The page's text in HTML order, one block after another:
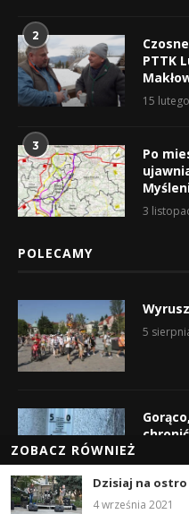
2
PTTK
15
3
Po
3
POLECAMY
5
4
ZOBACZ RÓWNIEŻ
Dzisiaj na ostro
4 września 2021